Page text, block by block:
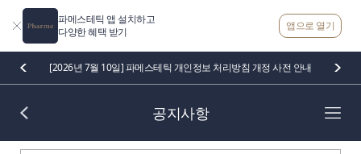
파메스테틱 앱 설치하고
다양한 혜택 받기
앱으로 열기
[2026년 7월 10일] 파메스테틱 개인정보 처리방침 개정 사전 안내
공지사항